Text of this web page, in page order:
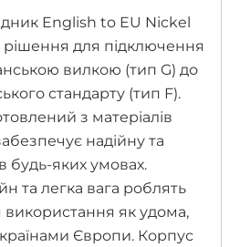
English to EU Nickel
для підключення
вилкою (тип G) до
стандарту (тип F).
з матеріалів
надійну та
будь-яких умовах.
та легка вага роблять
як удома,
Європи. Корпус